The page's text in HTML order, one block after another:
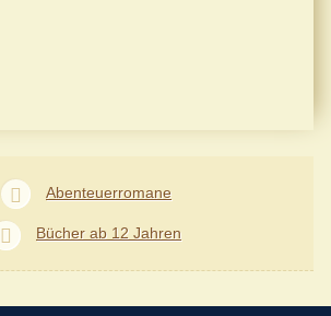
Abenteuerromane
Bücher ab 12 Jahren